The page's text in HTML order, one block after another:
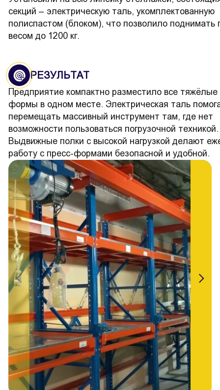
секций – электрическую таль, укомплектованную
полиспастом (блоком), что позволило поднимать
весом до 1200 кг.
РЕЗУЛЬТАТ
Предприятие компактно разместило все тяжёлые
формы в одном месте. Электрическая таль
перемещать массивный инструмент там, где нет
возможности пользоваться погрузочной техникой.
Выдвижные полки с высокой нагрузкой делают
работу с пресс-формами безопасной и удобной.